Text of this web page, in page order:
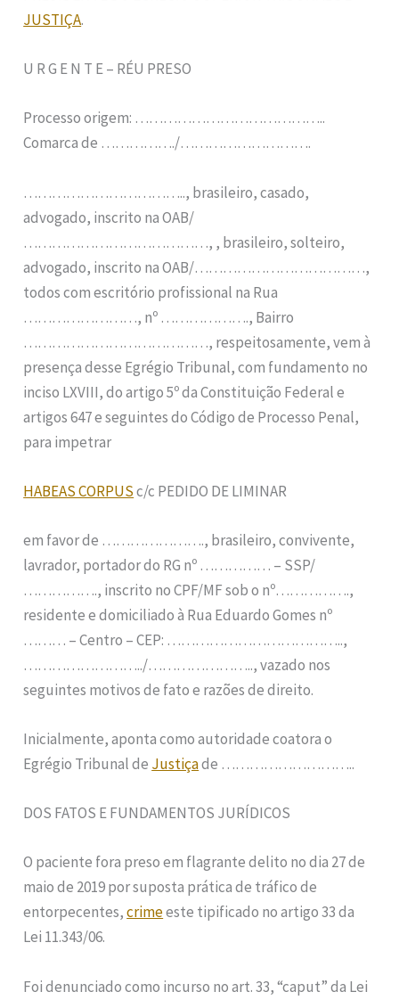
JUSTIÇA.
U R G E N T E – RÉU PRESO
Processo origem: …………………………………..
Comarca de ……………./……………………….
…………………………….., brasileiro, casado,
advogado, inscrito na OAB/
…………………………………, , brasileiro, solteiro,
advogado, inscrito na OAB/………………………………,
todos com escritório profissional na Rua
……………………, nº ………………., Bairro
…………………………………, respeitosamente, vem à
presença desse Egrégio Tribunal, com fundamento no
inciso LXVIII, do artigo 5º da Constituição Federal e
artigos 647 e seguintes do Código de Processo Penal,
para impetrar
HABEAS CORPUSc/c PEDIDO DE LIMINAR
em favor de …………………., brasileiro, convivente,
lavrador, portador do RG nº …………… – SSP/
……………., inscrito no CPF/MF sob o nº…………….,
residente e domiciliado à Rua Eduardo Gomes nº
……… – Centro – CEP: ………………………………..,
……………………../………………….., vazado nos
seguintes motivos de fato e razões de direito.
Inicialmente, aponta como autoridade coatora o
Egrégio Tribunal de Justiçade ………………………..
DOS FATOS E FUNDAMENTOS JURÍDICOS
O paciente fora preso em flagrante delito no dia 27 de
maio de 2019 por suposta prática de tráfico de
entorpecentes,crimeeste tipificado no artigo 33 da
Lei 11.343/06.
Foi denunciado como incurso no art. 33, “caput” da Lei